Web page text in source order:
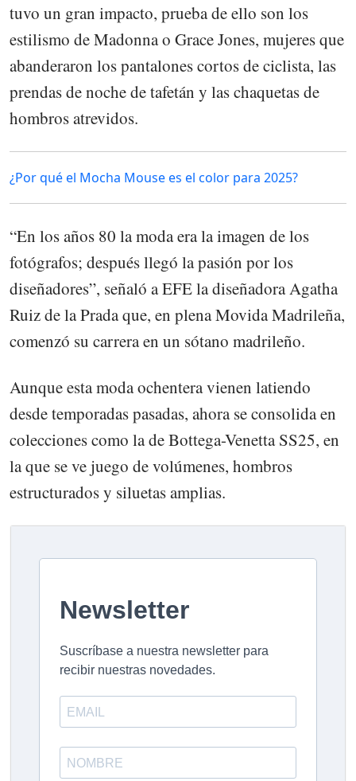
tuvo un gran impacto, prueba de ello son los
estilismo de Madonna o Grace Jones, mujeres que
abanderaron los pantalones cortos de ciclista, las
prendas de noche de tafetán y las chaquetas de
hombros atrevidos.
¿Por qué el Mocha Mouse es el color para 2025?
“En los años 80 la moda era la imagen de los
fotógrafos; después llegó la pasión por los
diseñadores”, señaló a EFE la diseñadora Agatha
Ruiz de la Prada que, en plena Movida Madrileña,
comenzó su carrera en un sótano madrileño.
Aunque esta moda ochentera vienen latiendo
desde temporadas pasadas, ahora se consolida en
colecciones como la de Bottega-Venetta SS25, en
la que se ve juego de volúmenes, hombros
estructurados y siluetas amplias.